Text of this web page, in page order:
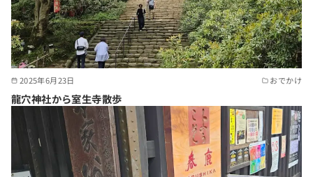
2025年6月23日 おでかけ
龍穴神社から室生寺散歩